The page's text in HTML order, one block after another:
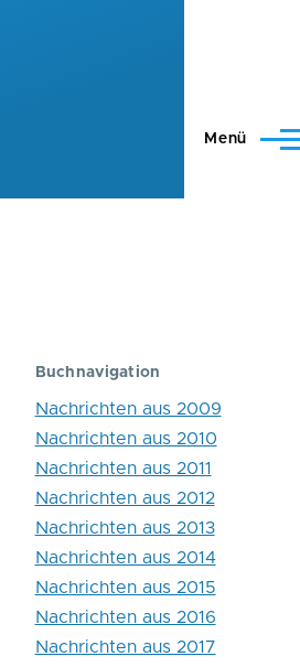
Menü
Buchnavigation
Nachrichten aus 2009
Nachrichten aus 2010
Nachrichten aus 2011
Nachrichten aus 2012
Nachrichten aus 2013
Nachrichten aus 2014
Nachrichten aus 2015
Nachrichten aus 2016
Nachrichten aus 2017